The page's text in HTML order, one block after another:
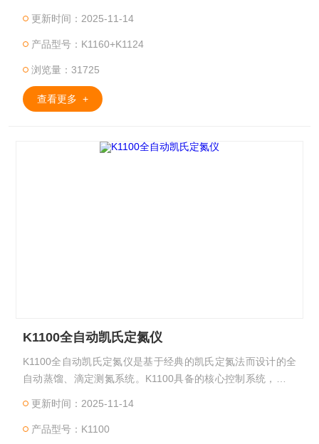
用于食品加工、饲料生产、地质矿产、化工、畜牧、土肥、环
更新时间：2025-11-14
产品型号：K1160+K1124
浏览量：31725
查看更多 +
K1100全自动凯氏定氮仪
K1100全自动凯氏定氮仪是基于经典的凯氏定氮法而设计的全
自动蒸馏、滴定测氮系统。K1100具备的核心控制系统，以及
杯的自动排废、自动清洗工作、全新设计的蒸汽发生系统可以
更新时间：2025-11-14
产品型号：K1100